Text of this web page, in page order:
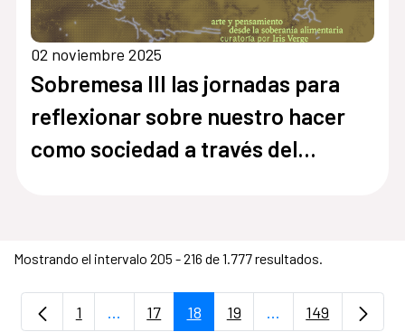
02 noviembre 2025
Sobremesa III las jornadas para
reflexionar sobre nuestro hacer
como sociedad a través del
Mostrando el intervalo 205 - 216 de 1.777 resultados.
Página
1 ...Páginas intermedias Use TAB para
Página
17 Página
18 Página
19 ...PáginasPágina
149